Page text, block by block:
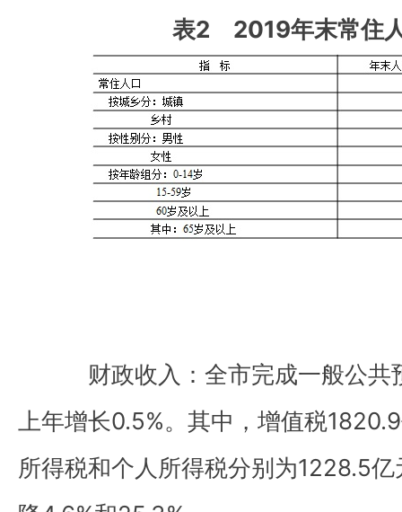
表2 2019年末常住
财政收入： 全市完成一般公共
上年增长0.5%。其中，增值税1820.9
所得税和个人所得税分别为1228.5亿